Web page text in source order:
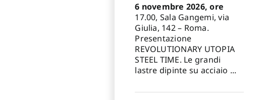
6 novembre 2026, ore
17.00, Sala Gangemi, via
Giulia, 142 – Roma.
Presentazione
REVOLUTIONARY UTOPIA
STEEL TIME. Le grandi
lastre dipinte su acciaio ...